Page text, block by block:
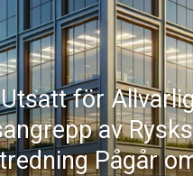
för
av
Pågår